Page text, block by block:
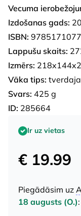
Vecuma
Izdošanas gads:
ISBN:
Lappušu skaits:
Izmērs:
Vāka tips: tverdaja
Svars: 425 g
ID: 285664
Ir uz vietas
€ 19.99
Piegādāsim uz
18 augusts (O.):